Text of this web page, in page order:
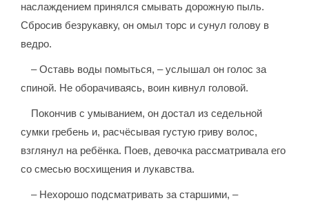
наслаждением принялся смывать дорожную пыль.
Сбросив безрукавку, он омыл торс и сунул голову в
ведро.
– Оставь воды помыться, – услышал он голос за
спиной. Не оборачиваясь, воин кивнул головой.
Покончив с умыванием, он достал из седельной
сумки гребень и, расчёсывая густую гриву волос,
взглянул на ребёнка. Поев, девочка рассматривала его
со смесью восхищения и лукавства.
– Нехорошо подсматривать за старшими, –